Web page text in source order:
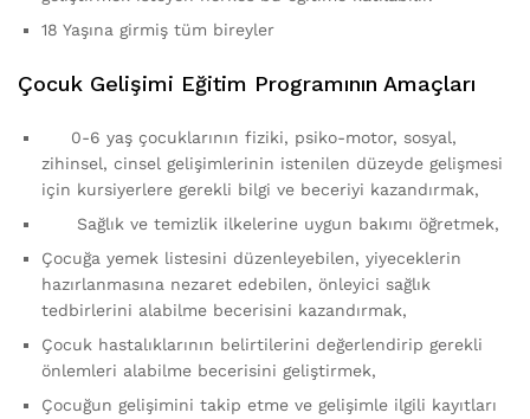
18 Yaşına girmiş tüm bireyler
Çocuk Gelişimi Eğitim Programının Amaçları
0-6 yaş çocuklarının fiziki, psiko-motor, sosyal,
zihinsel, cinsel gelişimlerinin istenilen düzeyde gelişmesi
için kursiyerlere gerekli bilgi ve beceriyi kazandırmak,
Sağlık ve temizlik ilkelerine uygun bakımı öğretmek,
Çocuğa yemek listesini düzenleyebilen, yiyeceklerin
hazırlanmasına nezaret edebilen, önleyici sağlık
tedbirlerini alabilme becerisini kazandırmak,
Çocuk hastalıklarının belirtilerini değerlendirip gerekli
önlemleri alabilme becerisini geliştirmek,
Çocuğun gelişimini takip etme ve gelişimle ilgili kayıtları